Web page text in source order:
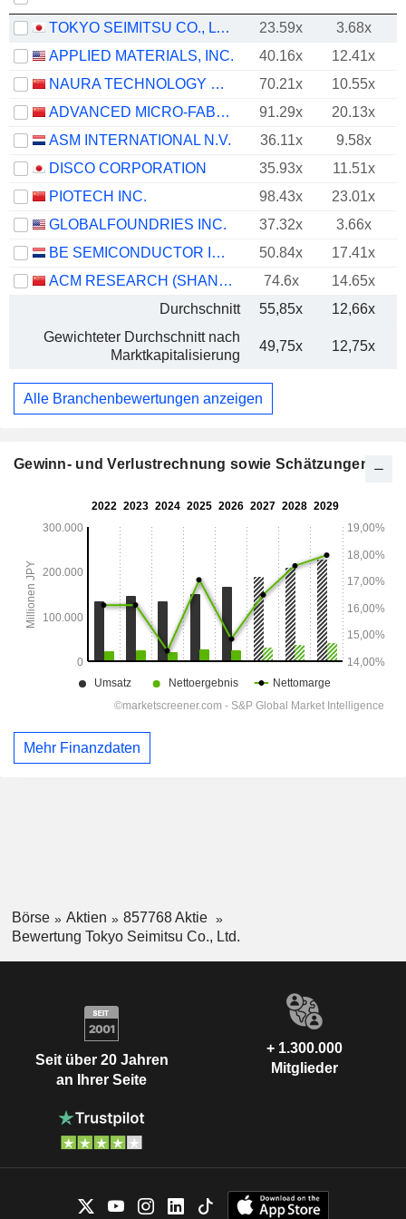
TOKYO SEIMITSU CO., LTD. 23.59x 3.68x
APPLIED MATERIALS, INC.
40.16x 12.41x
NAURA TECHNOLOGY GROUP CO., LTD.
70.21x 10.55x
ADVANCED MICRO-FABRICATION EQUIPMENT INC. CHINA
91.29x 20.13x
ASM INTERNATIONAL N.V.
36.11x 9.58x
DISCO CORPORATION
35.93x 11.51x
PIOTECH INC.
98.43x 23.01x
GLOBALFOUNDRIES INC.
37.32x 3.66x
BE SEMICONDUCTOR INDUSTRIES N.V.
50.84x 17.41x
ACM RESEARCH (SHANGHAI), INC.
74.6x 14.65x
Durchschnitt
55,85x 12,66x
Gewichteter Durchschnitt nach
Marktkapitalisierung
49,75x 12,75x
Alle Branchenbewertungen anzeigen
Gewinn- und Verlustrechnung sowie Schätzungen
Mehr Finanzdaten
Börse Aktien
857768 Aktie
Bewertung Tokyo Seimitsu Co., Ltd.
Seit über 20 Jahren
an Ihrer Seite
+ 1.300.000
Mitglieder